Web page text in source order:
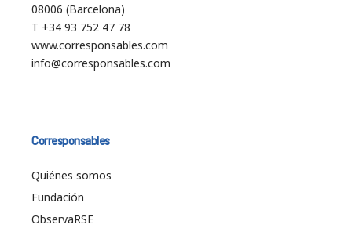
08006 (Barcelona)
T +34 93 752 47 78
www.corresponsables.com
info@corresponsables.com
Corresponsables
Quiénes somos
Fundación
ObservaRSE